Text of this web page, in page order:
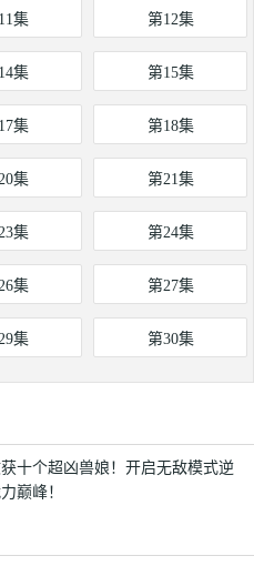
集 第12集
集 第15集
集 第18集
集 第21集
集 第24集
集 第27集
集 第30集
十个超凶兽娘！开启无敌模式逆
巅峰！